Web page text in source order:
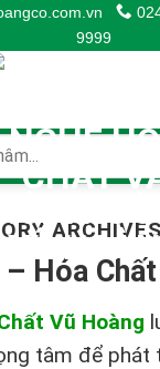
9999
Hóa
Vũ Hoàng
tâm để phát